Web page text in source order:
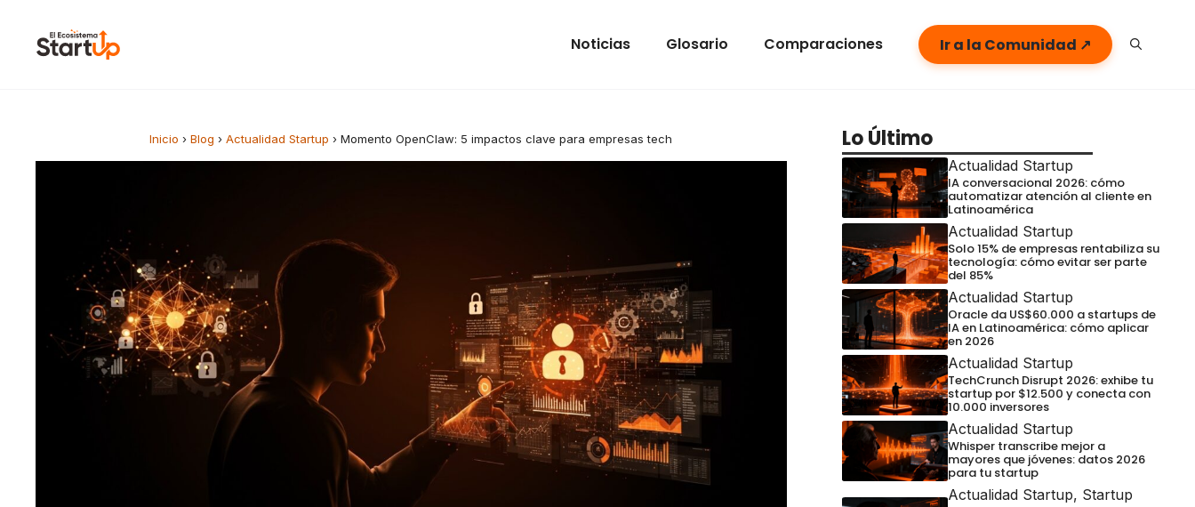
Noticias Glosario Comparaciones Ir a la Comunidad ↗
Inicio › Blog › Actualidad Startup › Momento OpenClaw: 5 impactos clave para empresas tech Lo Último
Actualidad Startup
IA conversacional 2026: cómo
automatizar atención al cliente en
Latinoamérica
Actualidad Startup
Solo 15% de empresas rentabiliza su
tecnología: cómo evitar ser parte
del 85%
Actualidad Startup
Oracle da US$60.000 a startups de
IA en Latinoamérica: cómo aplicar
en 2026
Actualidad Startup
TechCrunch Disrupt 2026: exhibe tu
startup por $12.500 y conecta con
10.000 inversores
Actualidad Startup
Whisper transcribe mejor a
mayores que jóvenes: datos 2026
para tu startup
Actualidad Startup, Startup